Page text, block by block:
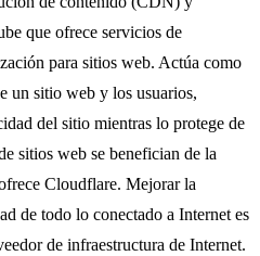
que ofrece servicios de
para sitios web. Actúa como
un sitio web y los usuarios,
del sitio mientras lo protege de
sitios web se benefician de la
Cloudflare. Mejorar la
de todo lo conectado a Internet es
de infraestructura de Internet.